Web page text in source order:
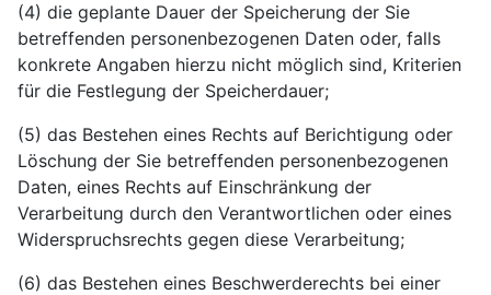
(4) die geplante Dauer der Speicherung der Sie
betreffenden personenbezogenen Daten oder, falls
konkrete Angaben hierzu nicht möglich sind, Kriterien
für die Festlegung der Speicherdauer;
(5) das Bestehen eines Rechts auf Berichtigung oder
Löschung der Sie betreffenden personenbezogenen
Daten, eines Rechts auf Einschränkung der
Verarbeitung durch den Verantwortlichen oder eines
Widerspruchsrechts gegen diese Verarbeitung;
(6) das Bestehen eines Beschwerderechts bei einer